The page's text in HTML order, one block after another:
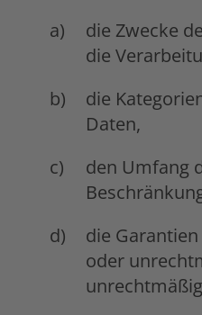
die Zwecke
die
die
Daten,
den Umfang
die
oder